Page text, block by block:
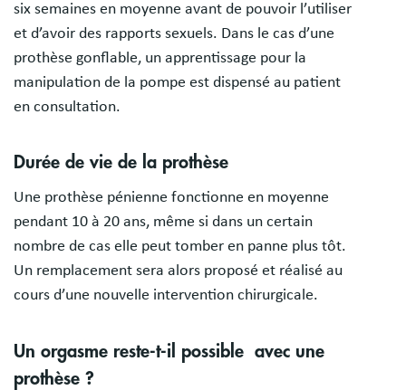
six semaines en moyenne avant de pouvoir l’utiliser
et d’avoir des rapports sexuels. Dans le cas d’une
prothèse gonflable, un apprentissage pour la
manipulation de la pompe est dispensé au patient
en consultation.
Durée de vie de la prothèse
Une prothèse pénienne fonctionne en moyenne
pendant 10 à 20 ans, même si dans un certain
nombre de cas elle peut tomber en panne plus tôt.
Un remplacement sera alors proposé et réalisé au
cours d’une nouvelle intervention chirurgicale.
Un orgasme reste-t-il possible avec une
prothèse ?